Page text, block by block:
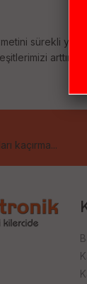
sürekli
kaçırma...